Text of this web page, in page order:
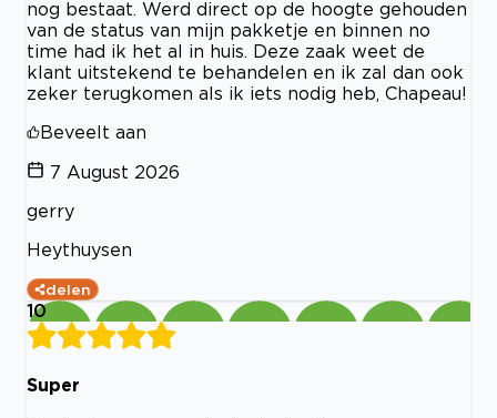
nog bestaat. Werd direct op de hoogte gehouden
van de status van mijn pakketje en binnen no
time had ik het al in huis. Deze zaak weet de
klant uitstekend te behandelen en ik zal dan ook
zeker terugkomen als ik iets nodig heb, Chapeau!
Beveelt aan
7 August 2026
gerry
Heythuysen
delen
10
Super